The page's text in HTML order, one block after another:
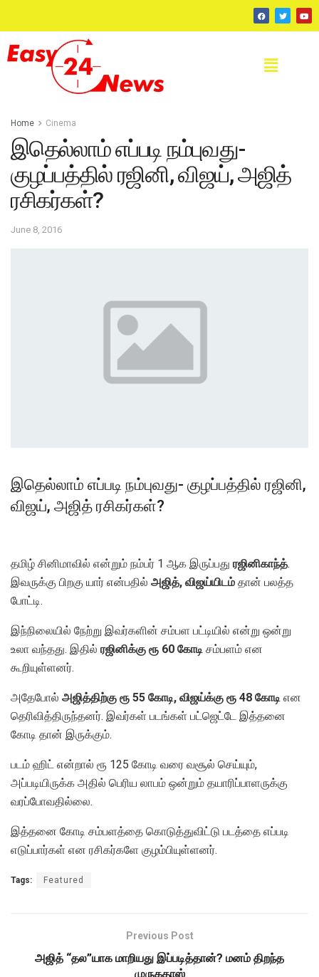
Home Cinema
இதெல்லாம் எப்படி நம்புவது-
குழப்பத்தில் ரஜினி, விஜய், அஜித்
ரசிகர்கள்?
June 8, 2016
இதெல்லாம் எப்படி நம்புவது- குழப்பத்தில் ரஜினி,
விஜய், அஜித் ரசிகர்கள்?
தமிழ் சினிமாவில் என்றும் நம்பர் 1 ஆக இருப்பது ரஜினிகாந்த்.
இவருக்கு பிறகு யார் என்பதில் அஜித், விஜய்யிடம் தான் பலத்த
போட்டி.
இந்நிலையில் நேற்று இவர்களின் சம்பள பட்டியில் என்று ஒன்று
உலா வந்தது. இதில் ரஜினிக்கு ரூ 60 கோடி சம்பளம் என
கூறியுள்ளனர்.
அதேபோல் அஜித்திற்கு ரூ 55 கோடி, விஜய்க்கு ரூ 48 கோடி என
தெரிவித்திருந்தனர். இவர்கள் படங்கள் பட்ஜெட்டே இத்தனை
கோடி தான் இருக்கும்.
படம் ஹிட் என்றால் ரூ 125 கோடி வரை வசூல் செய்யும்,
அப்படியிருக்க அதில் பெரிய லாபம் ஒன்றும் தயாரிப்பாளருக்கு
வரப்போவதில்லை.
இத்தனை கோடி சம்பளத்தை கொடுத்துவிட்டு படத்தை எப்படி
எடுப்பார்கள் என ரசிகர்களே குழம்பியுள்ளனர்.
Tags: Featured
Previous Post
அஜித் “தல”யாக மாறியது இப்படித்தான்? மனம் திறந்த
முருகதாஸ்